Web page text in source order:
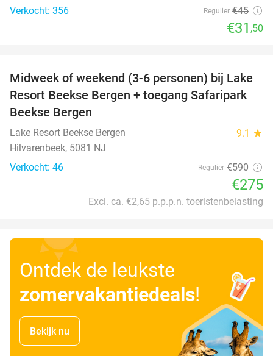
Verkocht: 356
Regulier €45
€31 ,50
53%
Midweek of weekend (3-6 personen) bij Lake
Resort Beekse Bergen + toegang Safaripark
Beekse Bergen
Lake Resort Beekse Bergen 9.1 star
Hilvarenbeek, 5081 NJ
Verkocht: 46
Regulier €590
€275
Excl. ca. €2,65 p.p.p.n. toeristenbelasting
Ontdek de leukste
zomervakantiedeals!
Bekijk nu